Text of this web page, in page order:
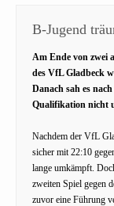
B-Jugend
Am Ende von zwei
des VfL Gladbeck
Danach sah es
Qualifikation nicht
Nachdem der VfL
sicher mit 22:10
lange umkämpft.
zweiten Spiel gegen
zuvor eine Führung